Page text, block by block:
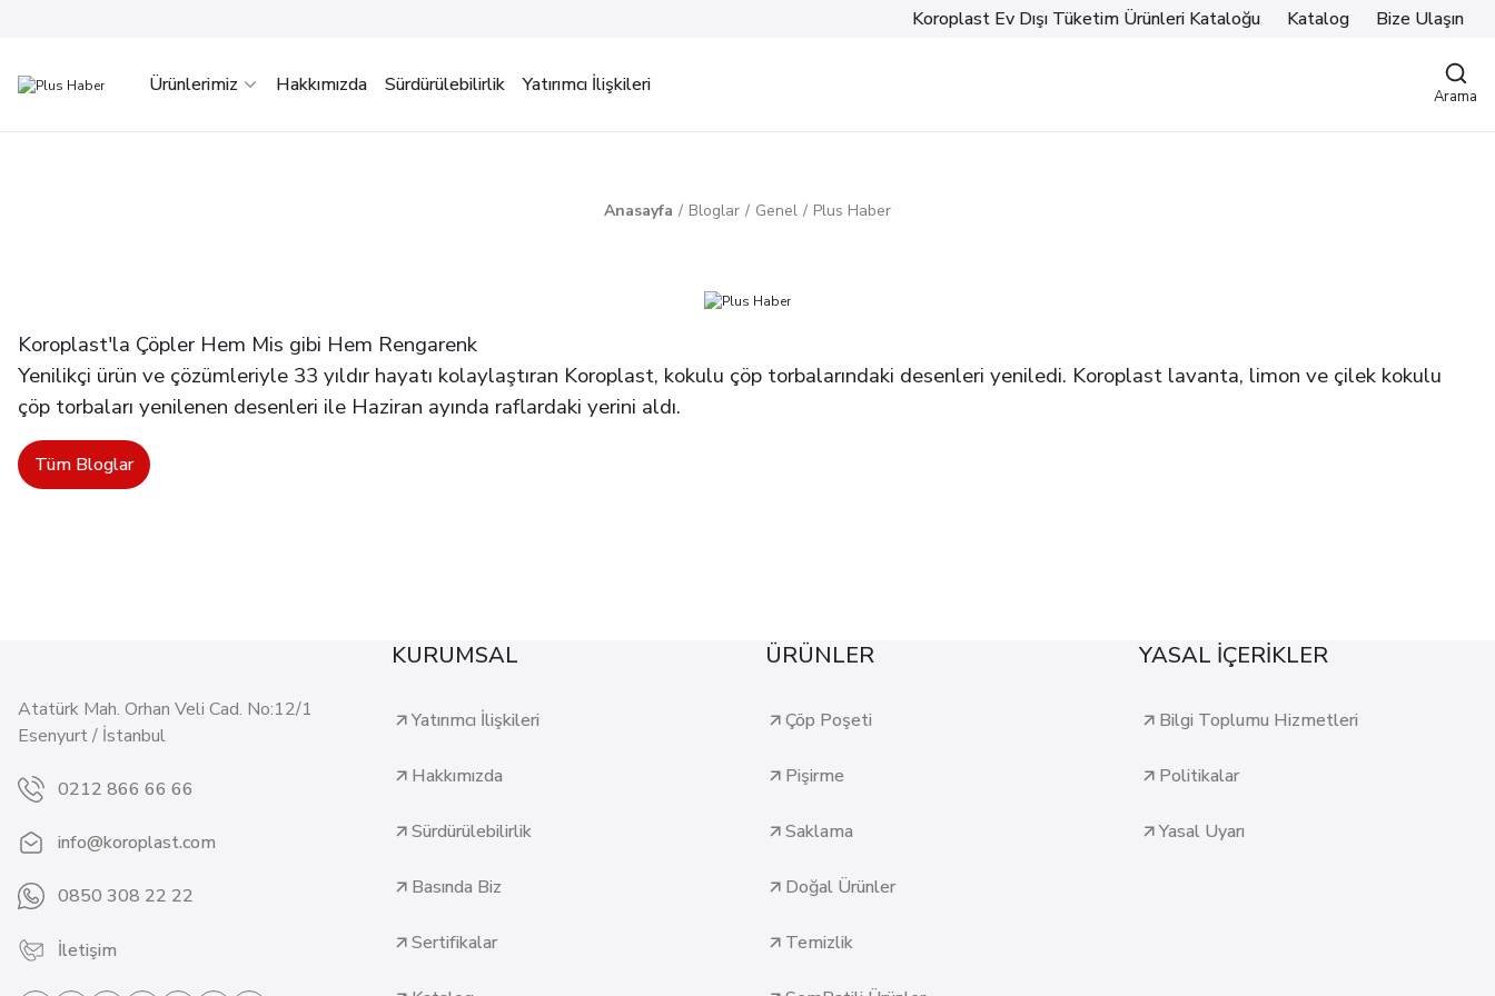
Koroplast Ev Dışı Tüketim Ürünleri Kataloğu Katalog Bize Ulaşın
Ürünlerimiz Hakkımızda Sürdürülebilirlik Yatırımcı İlişkileri Arama
Anasayfa Bloglar Genel Plus Haber
Koroplast'la Çöpler Hem Mis gibi Hem Rengarenk
Yenilikçi ürün ve çözümleriyle 33 yıldır hayatı kolaylaştıran Koroplast, kokulu çöp torbalarındaki desenleri yeniledi. Koroplast lavanta, limon ve çilek kokulu
çöp torbaları yenilenen desenleri ile Haziran ayında raflardaki yerini aldı.
Tüm Bloglar
Atatürk Mah. Orhan Veli Cad. No:12/1
Esenyurt / İstanbul
0212 866 66 66
info@koroplast.com
0850 308 22 22
İletişim
KURUMSAL
Yatırımcı İlişkileri
Hakkımızda
Sürdürülebilirlik
Basında Biz
Sertifikalar
ÜRÜNLER
Çöp Poşeti
Pişirme
Saklama
Doğal Ürünler
Temizlik
YASAL İÇERİKLER
Bilgi Toplumu Hizmetleri
Politikalar
Yasal Uyarı